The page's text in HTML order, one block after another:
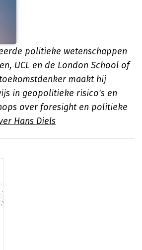
politieke wetenschappen
UCL en de London School of
maakt hij
in geopolitieke risico's en
over foresight en politieke
Hans Diels